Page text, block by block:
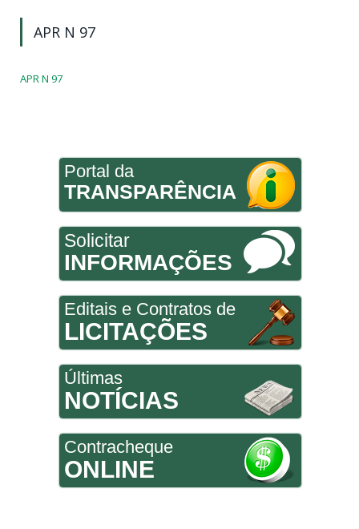
APR N 97
APR N 97
Portal da
TRANSPARÊNCIA
Solicitar
INFORMAÇÕES
Editais e Contratos de
LICITAÇÕES
Últimas
NOTÍCIAS
Contracheque
ONLINE